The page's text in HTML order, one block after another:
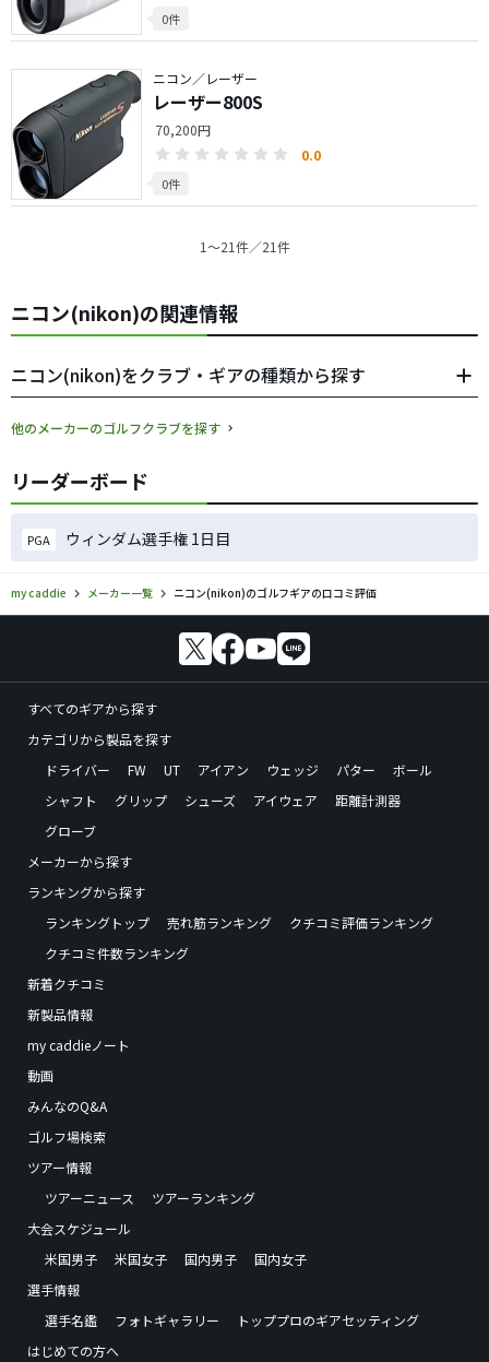
0件
ニコン／レーザー
レーザー800S
70,200円
0.0
0件
1〜21件／21件
ニコン(nikon)の関連情報
ニコン(nikon)をクラブ・ギアの種類から探す
他のメーカーのゴルフクラブを探す
リーダーボード
PGA ウィンダム選手権 1日目
my caddie メーカー一覧 ニコン(nikon)のゴルフギアの口コミ評価
すべてのギアから探す
カテゴリから製品を探す
ドライバー
FW UT アイアン ウェッジ パター
ボール
シャフト
グリップ シューズ アイウェア
距離計測器
グローブ
メーカーから探す
ランキングから探す
ランキングトップ
売れ筋ランキング
クチコミ評価ランキング
クチコミ件数ランキング
新着クチコミ
新製品情報
my caddieノート
動画
みんなのQ&A
ゴルフ場検索
ツアー情報
ツアーニュース
ツアーランキング
大会スケジュール
米国男子
米国女子 国内男子
国内女子
選手情報
選手名鑑
フォトギャラリー
トッププロのギアセッティング
はじめての方へ